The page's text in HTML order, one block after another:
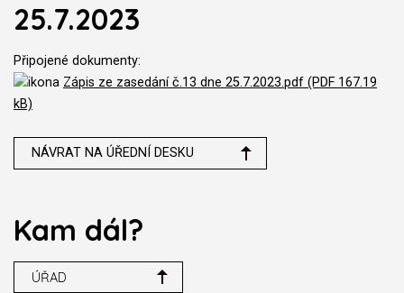
25.7.2023
Připojené dokumenty:
Zápis ze zasedání č.13 dne 25.7.2023.pdf (PDF 167.19
kB)
NÁVRAT NA ÚŘEDNÍ DESKU
Kam dál?
ÚŘAD